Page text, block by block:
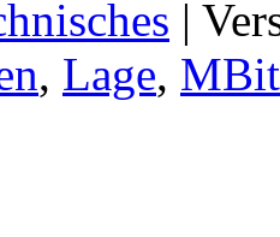
|
, Lage, MBit